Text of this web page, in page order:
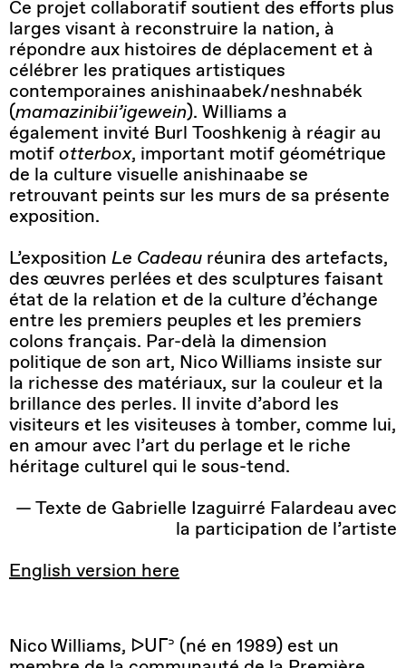
Ce projet collaboratif soutient des efforts plus
larges visant à reconstruire la nation, à
répondre aux histoires de déplacement et à
célébrer les pratiques artistiques
contemporaines anishinaabek/neshnabék
(mamazinibii’igewein). Williams a
également invité Burl Tooshkenig à réagir au
motifotterbox, important motif géométrique
de la culture visuelle anishinaabe se
retrouvant peints sur les murs de sa présente
exposition.
L’exposition Le Cadeau réunira des artefacts,
des œuvres perlées et des sculptures faisant
état de la relation et de la culture d’échange
entre les premiers peuples et les premiers
colons français. Par-delà la dimension
politique de son art, Nico Williams insiste sur
la richesse des matériaux, sur la couleur et la
brillance des perles. Il invite d’abord les
visiteurs et les visiteuses à tomber, comme lui,
en amour avec l’art du perlage et le riche
héritage culturel qui le sous-tend.
— Texte de Gabrielle Izaguirré Falardeau avec
la participation de l’artiste
English version here
Nico Williams, ᐅᑌᒥᐣ (né en 1989) est un